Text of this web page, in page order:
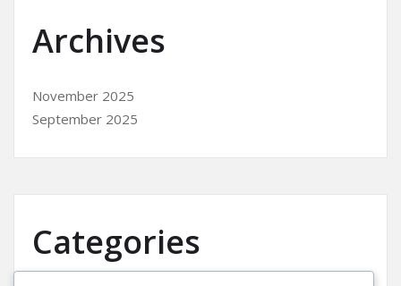
Archives
November 2025
September 2025
Categories